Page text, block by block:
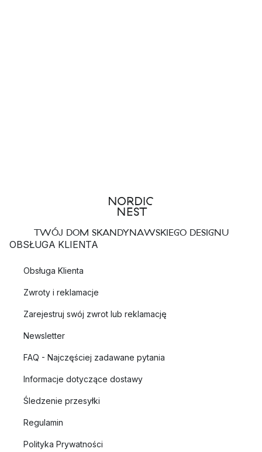
TWÓJ DOM SKANDYNAWSKIEGO DESIGNU
OBSŁUGA KLIENTA
Obsługa Klienta
Zwroty i reklamacje
Zarejestruj swój zwrot lub reklamację
Newsletter
FAQ - Najczęściej zadawane pytania
Informacje dotyczące dostawy
Śledzenie przesyłki
Regulamin
Polityka Prywatności